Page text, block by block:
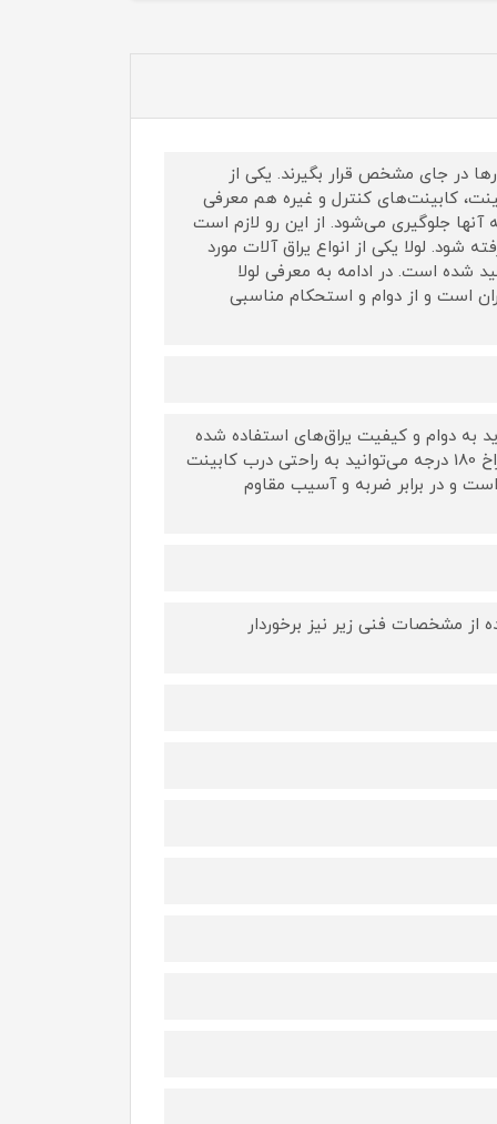
در جای مشخص قرار بگیرند. یکی از
کابینت‌های کنترل و غیره هم معرفی
جلوگیری می‌شود. از این رو لازم است
شود. لولا یکی از انواع یراق آلات مورد
شده است. در ادامه به معرفی لولا
که ساخت کشور ایران است و از دوام و استحکام مناسبی
به دوام و کیفیت یراق‌های استفاده شده
برای آن نیز توجه داشت. با استفاده از لولا صنعتی آهنی نقره ای چهار سوراخ 180 درجه می‌توانید به راحتی درب کابینت
است و در برابر ضربه و آسیب مقاوم
از مشخصات فنی زیر نیز برخوردار